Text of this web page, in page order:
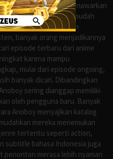
satu situs yang menawarkan
secara praktis dan mudah
Dengan tampilan
banyak orang menjadikannya
episode terbaru dari anime
karena mampu
mulai dari episode ongoing,
banyak dicari. Dibandingkan
sering dianggap memiliki
oleh pengguna baru. Banyak
Anoboy menyajikan katalog
mereka menemukan
tertentu seperti action,
subtitle bahasa Indonesia juga
penonton merasa lebih nyaman